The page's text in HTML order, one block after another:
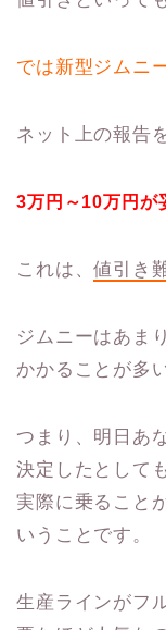
では新型ジムニ
ネット上の報告
3万円～10万円が
これは、値引き
ジムニーはあま
かかることが多
つまり、明日あ
決定したとして
実際に乗ること
いうことです。
生産ラインがフ